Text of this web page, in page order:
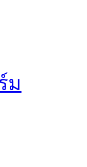
ม